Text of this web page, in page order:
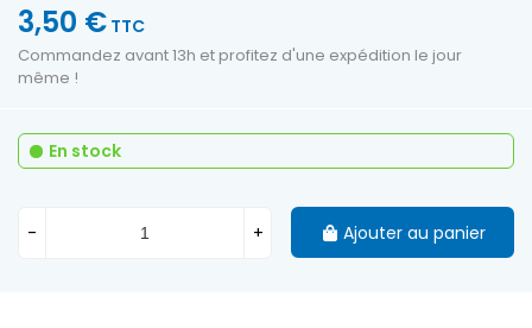
3,50 € TTC
Commandez avant 13h et profitez d'une expédition le jour
même !
En stock
- + Ajouter au panier